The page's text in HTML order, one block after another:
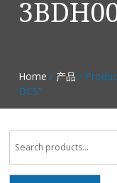
首页
资讯
联系我们
Home / 产品 /
DCS”